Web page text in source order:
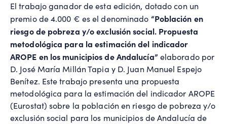
El trabajo ganador de esta edición, dotado con un
premio de 4.000 € es el denominado “Población en
riesgo de pobreza y/o exclusión social. Propuesta
metodológica para la estimación del indicador
AROPE en los municipios de Andalucía” elaborado por
D. José María Millán Tapia y D. Juan Manuel Espejo
Benítez. Este trabajo presenta una propuesta
metodológica para la estimación del indicador AROPE
(Eurostat) sobre la población en riesgo de pobreza y/o
exclusión social para los municipios de Andalucía de